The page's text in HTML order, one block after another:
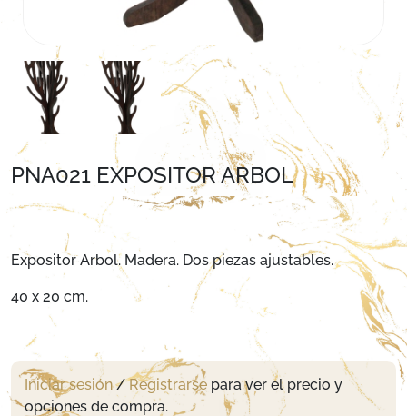
PNA021 EXPOSITOR ARBOL
Expositor Arbol. Madera. Dos piezas ajustables.
40 x 20 cm.
Iniciar sesión/Registrarse para ver el precio y
opciones de compra.